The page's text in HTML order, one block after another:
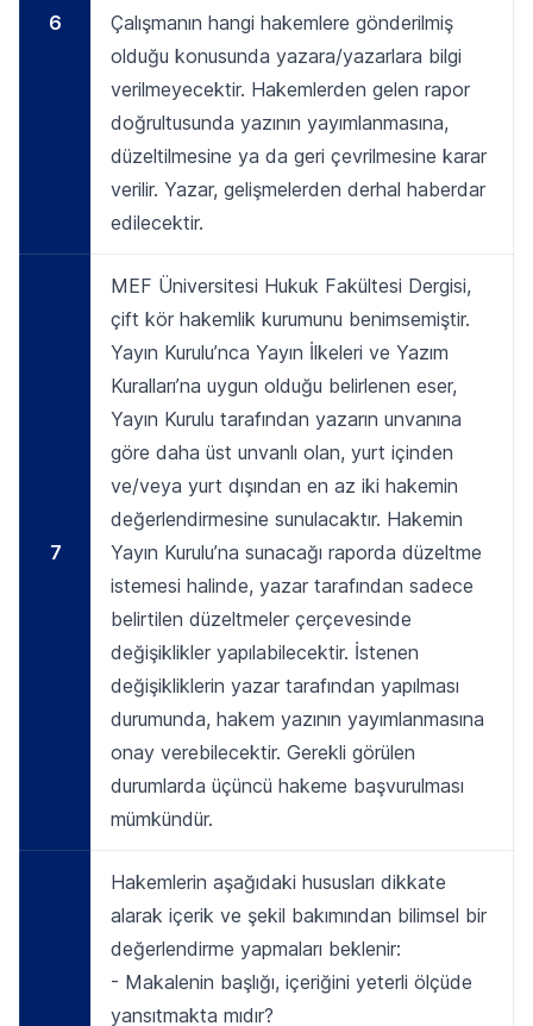
6
Çalışmanın hangi hakemlere gönderilmiş
olduğu konusunda yazara/yazarlara bilgi
verilmeyecektir. Hakemlerden gelen rapor
doğrultusunda yazının yayımlanmasına,
düzeltilmesine ya da geri çevrilmesine karar
verilir. Yazar, gelişmelerden derhal haberdar
edilecektir.
7
MEF Üniversitesi Hukuk Fakültesi Dergisi,
çift kör hakemlik kurumunu benimsemiştir.
Yayın Kurulu’nca Yayın İlkeleri ve Yazım
Kuralları’na uygun olduğu belirlenen eser,
Yayın Kurulu tarafından yazarın unvanına
göre daha üst unvanlı olan, yurt içinden
ve/veya yurt dışından en az iki hakemin
değerlendirmesine sunulacaktır. Hakemin
Yayın Kurulu’na sunacağı raporda düzeltme
istemesi halinde, yazar tarafından sadece
belirtilen düzeltmeler çerçevesinde
değişiklikler yapılabilecektir. İstenen
değişikliklerin yazar tarafından yapılması
durumunda, hakem yazının yayımlanmasına
onay verebilecektir. Gerekli görülen
durumlarda üçüncü hakeme başvurulması
mümkündür.
Hakemlerin aşağıdaki hususları dikkate
alarak içerik ve şekil bakımından bilimsel bir
değerlendirme yapmaları beklenir:
- Makalenin başlığı, içeriğini yeterli ölçüde
yansıtmakta mıdır?